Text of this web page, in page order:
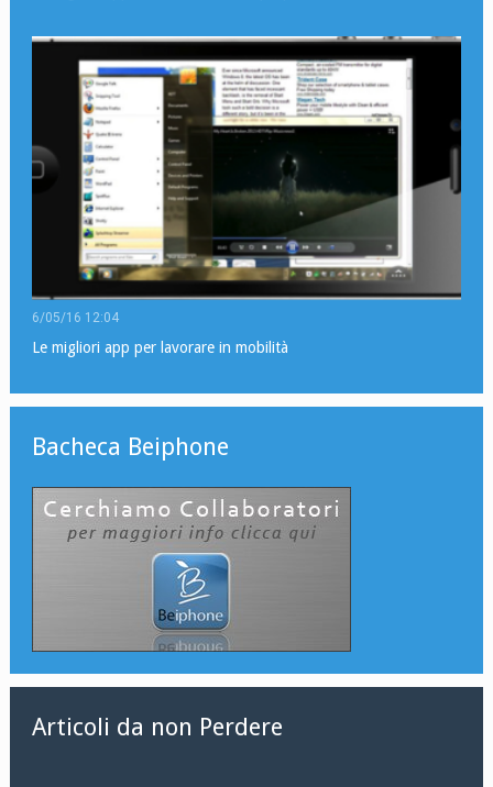
6/05/16 12:04
Le migliori app per lavorare in mobilità
Bacheca Beiphone
Articoli da non Perdere